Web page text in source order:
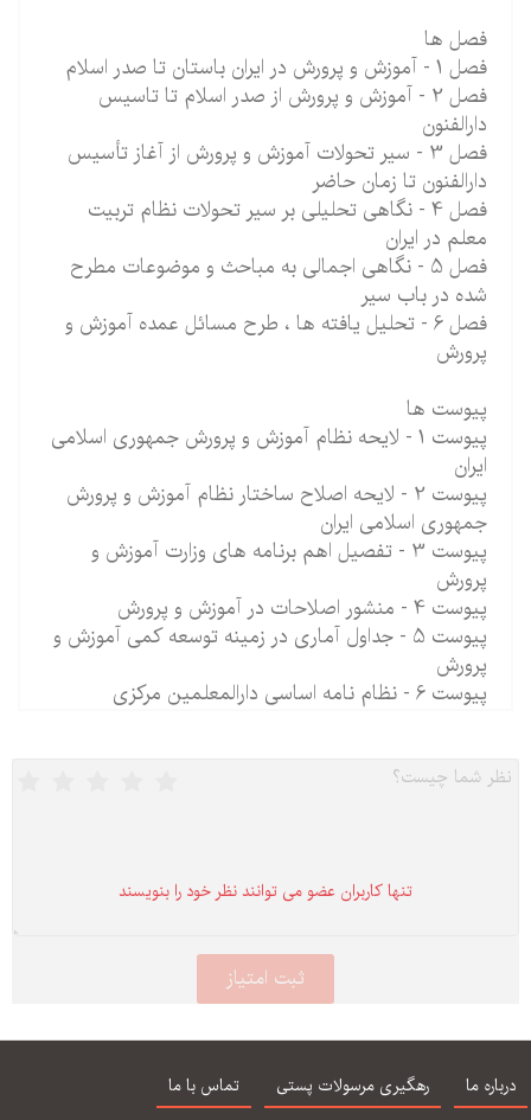
فصل ها
فصل 1 - آموزش و پرورش در ایران باستان تا صدر اسلام
فصل 2 - آموزش و پرورش از صدر اسلام تا تاسیس
دارالفنون
فصل 3 - سیر تحولات آموزش و پرورش از آغاز تأسیس
دارالفنون تا زمان حاضر
فصل 4 - نگاهی تحلیلی بر سیر تحولات نظام تربیت
معلم در ایران
فصل 5 - نگاهی اجمالی به مباحث و موضوعات مطرح
شده در باب سیر
فصل 6 - تحلیل یافته ها ، طرح مسائل عمده آموزش و
پرورش
پیوست ها
پیوست 1 - لایحه نظام آموزش و پرورش جمهوری اسلامی
ایران
پیوست 2 - لایحه اصلاح ساختار نظام آموزش و پرورش
جمهوری اسلامی ایران
پیوست 3 - تفصیل اهم برنامه های وزارت آموزش و
پرورش
پیوست 4 - منشور اصلاحات در آموزش و پرورش
پیوست 5 - جداول آماری در زمینه توسعه کمی آموزش و
پرورش
پیوست 6 - نظام نامه اساسی دارالمعلمین مرکزی
تنها كاربران عضو می توانند نظر خود را بنویسند
درباره ما رهگیری مرسولات پستی تماس با ما